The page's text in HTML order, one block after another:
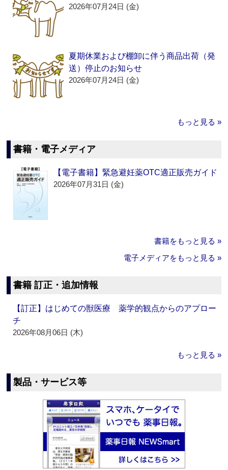
2026年07月24日 (金)
夏期休業および棚卸に伴う商品出荷（発
送）停止のお知らせ
2026年07月24日 (金)
もっと見る »
書籍・電子メディア
【電子書籍】緊急避妊薬OTC適正販売ガイド
2026年07月31日 (金)
書籍をもっと見る »
電子メディアをもっと見る »
書籍 訂正・追加情報
【訂正】はじめての獣医療 薬学的観点からのアプロー
チ
2026年08月06日 (木)
もっと見る »
製品・サービス等